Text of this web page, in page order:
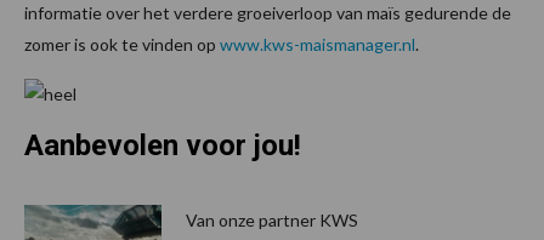
informatie over het verdere groeiverloop van maïs gedurende de
zomer is ook te vinden op www.kws-maismanager.nl.
Aanbevolen voor jou!
Van onze partner KWS